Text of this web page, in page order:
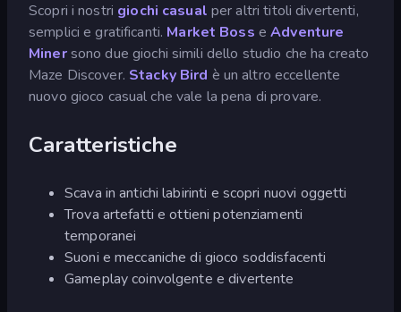
Scopri i nostri giochi casual per altri titoli divertenti,
semplici e gratificanti. Market Boss eAdventure
Minersono due giochi simili dello studio che ha creato
Maze Discover. Stacky Bird è un altro eccellente
nuovo gioco casual che vale la pena di provare.
Caratteristiche
Scava in antichi labirinti e scopri nuovi oggetti
Trova artefatti e ottieni potenziamenti
temporanei
Suoni e meccaniche di gioco soddisfacenti
Gameplay coinvolgente e divertente